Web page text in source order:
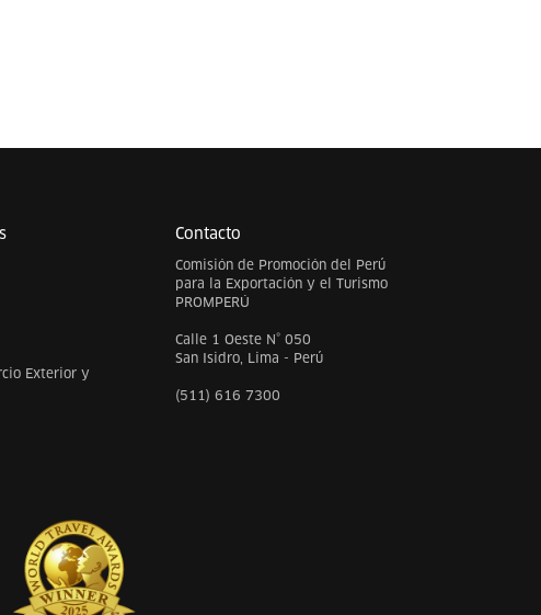
Exterior y
Contacto
Comisión de Promoción del Perú
para la Exportación y el Turismo
PROMPERÚ
Calle 1 Oeste N° 050
San Isidro, Lima - Perú
(511) 616 7300